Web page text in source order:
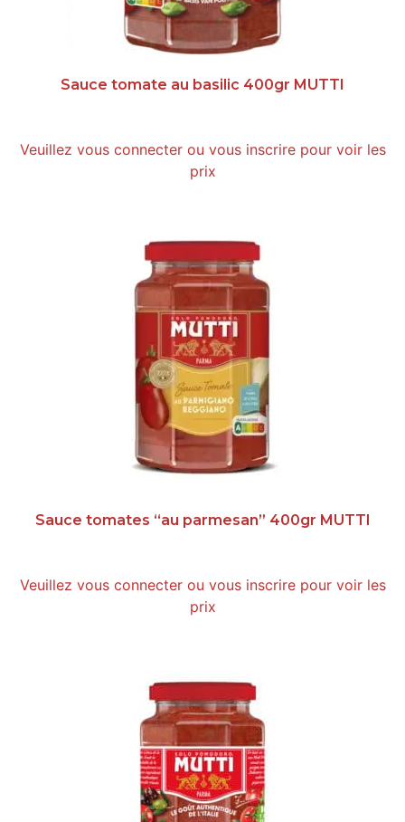
Sauce tomate au basilic 400gr MUTTI
Veuillez vous connecter ou vous inscrire pour voir les
prix
Sauce tomates “au parmesan” 400gr MUTTI
Veuillez vous connecter ou vous inscrire pour voir les
prix